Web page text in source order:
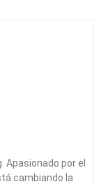
Apasionado por el
cambiando la